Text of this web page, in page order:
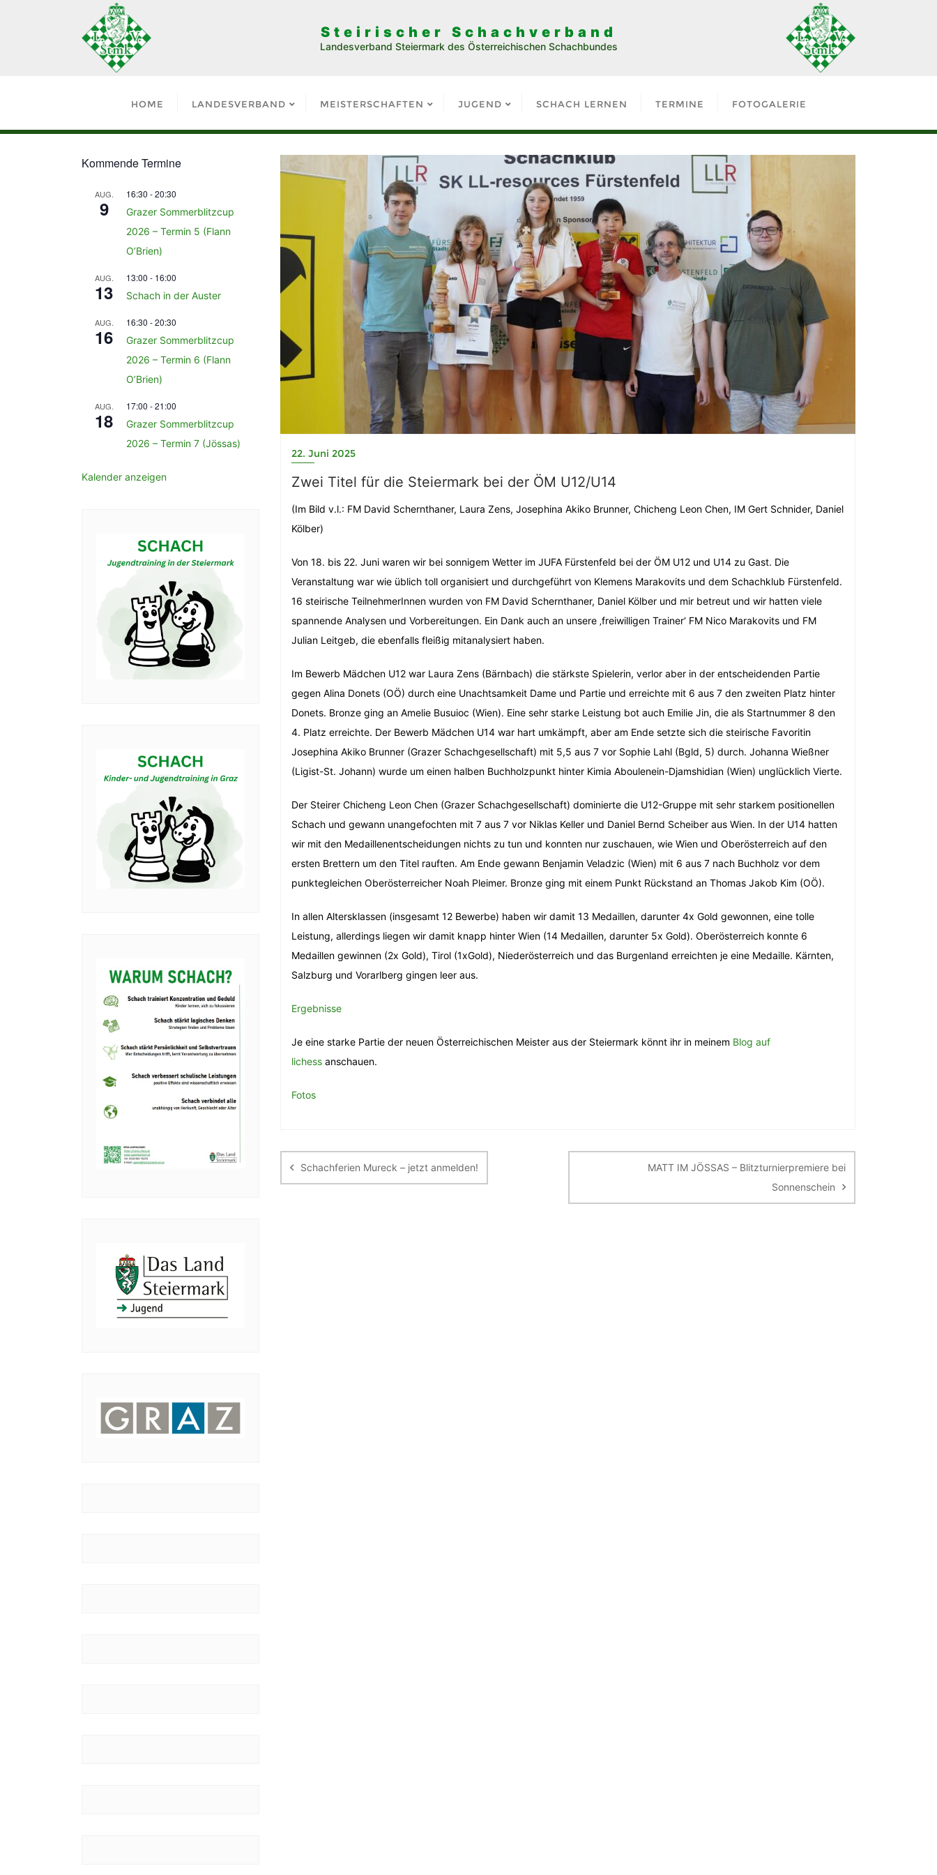
Steirischer Schachverband
Landesverband Steiermark des Österreichischen Schachbundes
HOME LANDESVERBAND MEISTERSCHAFTEN JUGEND SCHACH LERNEN TERMINE FOTOGALERIE
22. Juni 2025
Zwei Titel für die Steiermark bei der ÖM U12/U14
(Im Bild v.l.: FM David Schernthaner, Laura Zens, Josephina Akiko Brunner, Chicheng Leon Chen, IM Gert Schnider, Daniel
Kölber)
Von 18. bis 22. Juni waren wir bei sonnigem Wetter im JUFA Fürstenfeld bei der ÖM U12 und U14 zu Gast. Die
Veranstaltung war wie üblich toll organisiert und durchgeführt von Klemens Marakovits und dem Schachklub Fürstenfeld.
16 steirische TeilnehmerInnen wurden von FM David Schernthaner, Daniel Kölber und mir betreut und wir hatten viele
spannende Analysen und Vorbereitungen. Ein Dank auch an unsere ‚freiwilligen Trainer‘ FM Nico Marakovits und FM
Julian Leitgeb, die ebenfalls fleißig mitanalysiert haben.
Im Bewerb Mädchen U12 war Laura Zens (Bärnbach) die stärkste Spielerin, verlor aber in der entscheidenden Partie
gegen Alina Donets (OÖ) durch eine Unachtsamkeit Dame und Partie und erreichte mit 6 aus 7 den zweiten Platz hinter
Donets. Bronze ging an Amelie Busuioc (Wien). Eine sehr starke Leistung bot auch Emilie Jin, die als Startnummer 8 den
4. Platz erreichte. Der Bewerb Mädchen U14 war hart umkämpft, aber am Ende setzte sich die steirische Favoritin
Josephina Akiko Brunner (Grazer Schachgesellschaft) mit 5,5 aus 7 vor Sophie Lahl (Bgld, 5) durch. Johanna Wießner
(Ligist-St. Johann) wurde um einen halben Buchholzpunkt hinter Kimia Aboulenein-Djamshidian (Wien) unglücklich Vierte.
Der Steirer Chicheng Leon Chen (Grazer Schachgesellschaft) dominierte die U12-Gruppe mit sehr starkem positionellen
Schach und gewann unangefochten mit 7 aus 7 vor Niklas Keller und Daniel Bernd Scheiber aus Wien. In der U14 hatten
wir mit den Medaillenentscheidungen nichts zu tun und konnten nur zuschauen, wie Wien und Oberösterreich auf den
ersten Brettern um den Titel rauften. Am Ende gewann Benjamin Veladzic (Wien) mit 6 aus 7 nach Buchholz vor dem
punktegleichen Oberösterreicher Noah Pleimer. Bronze ging mit einem Punkt Rückstand an Thomas Jakob Kim (OÖ).
In allen Altersklassen (insgesamt 12 Bewerbe) haben wir damit 13 Medaillen, darunter 4x Gold gewonnen, eine tolle
Leistung, allerdings liegen wir damit knapp hinter Wien (14 Medaillen, darunter 5x Gold). Oberösterreich konnte 6
Medaillen gewinnen (2x Gold), Tirol (1xGold), Niederösterreich und das Burgenland erreichten je eine Medaille. Kärnten,
Salzburg und Vorarlberg gingen leer aus.
Ergebnisse
Je eine starke Partie der neuen Österreichischen Meister aus der Steiermark könnt ihr in meinem Blog auf
lichess anschauen.
Fotos
Schachferien Mureck – jetzt anmelden!
MATT IM JÖSSAS – Blitzturnierpremiere bei
Sonnenschein
Kommende Termine
AUG.
9
16:30 -20:30
Grazer Sommerblitzcup
2026 – Termin 5 (Flann
O’Brien)
AUG.
13
13:00 - 16:00
Schach in der Auster
AUG.
16
16:30 -20:30
Grazer Sommerblitzcup
2026 – Termin 6 (Flann
O’Brien)
AUG.
18
17:00 -21:00
Grazer Sommerblitzcup
2026 – Termin 7 (Jössas)
Kalender anzeigen